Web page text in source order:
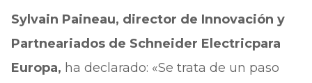
Sylvain Paineau, director de Innovación y
Partneariados de Schneider Electricpara
Europa, ha declarado: «Se trata de un paso